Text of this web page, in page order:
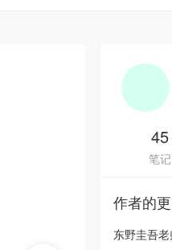
45
笔记
作者的
东野圭吾